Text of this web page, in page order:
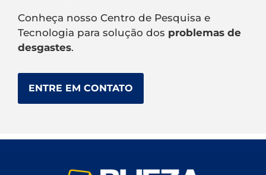
Conheça nosso Centro de Pesquisa e
Tecnologia para solução dos problemas de
desgastes.
ENTRE EM CONTATO